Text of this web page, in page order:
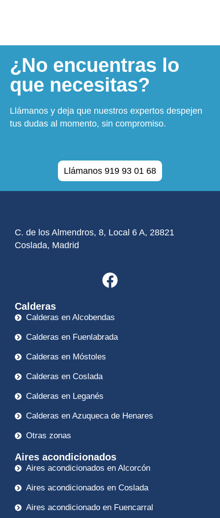
¿No encuentras lo
que necesitas?
Llámanos y deja que nuestros expertos despejen
tus dudas al momento, sin compromiso.
Llámanos 919 93 01 68
C. de los Almendros, 8, Local 6 A, 28821
Coslada, Madrid
Calderas
Calderas en Alcobendas
Calderas en Fuenlabrada
Calderas en Móstoles
Calderas en Coslada
Calderas en Leganés
Calderas en Azuqueca de Henares
Otras zonas
Aires acondicionados
Aires acondicionados en Alcorcón
Aires acondicionados en Coslada
Aires acondicionado en Fuencarral